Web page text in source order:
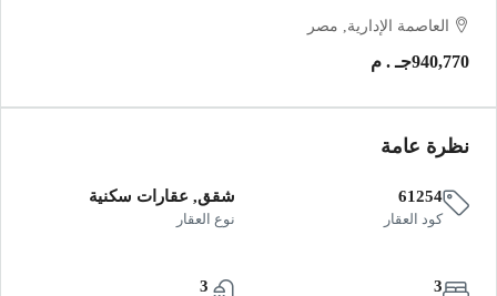
العاصمة الإدارية, مصر
940,770جـ . م
نظرة عامة
61254
كود العقار
شقق, عقارات سكنية
نوع العقار
3
3